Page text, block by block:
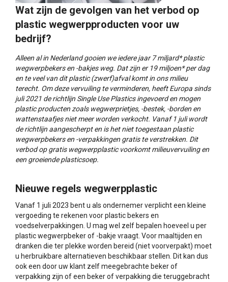
Wat zijn de gevolgen van het verbod op
plastic wegwerpproducten voor uw
bedrijf?
Alleen al in Nederland gooien we iedere jaar 7 miljard* plastic
wegwerpbekers en -bakjes weg. Dat zijn er 19 miljoen* per dag
en te veel van dit plastic (zwerf)afval komt in ons milieu
terecht. Om deze vervuiling te verminderen, heeft Europa sinds
juli 2021 de richtlijn Single Use Plastics ingevoerd en mogen
plastic producten zoals wegwerprietjes, -bestek, -borden en
wattenstaafjes niet meer worden verkocht. Vanaf 1 juli wordt
de richtlijn aangescherpt en is het niet toegestaan plastic
wegwerpbekers en -verpakkingen gratis te verstrekken. Dit
verbod op gratis wegwerpplastic voorkomt milieuvervuiling en
een groeiende plasticsoep.
Nieuwe regels wegwerpplastic
Vanaf 1 juli 2023 bent u als ondernemer verplicht een kleine
vergoeding te rekenen voor plastic bekers en
voedselverpakkingen. U mag wel zelf bepalen hoeveel u per
plastic wegwerpbeker of -bakje vraagt. Voor maaltijden en
dranken die ter plekke worden bereid (niet voorverpakt) moet
u herbruikbare alternatieven beschikbaar stellen. Dit kan dus
ook een door uw klant zelf meegebrachte beker of
verpakking zijn of een beker of verpakking die teruggebracht